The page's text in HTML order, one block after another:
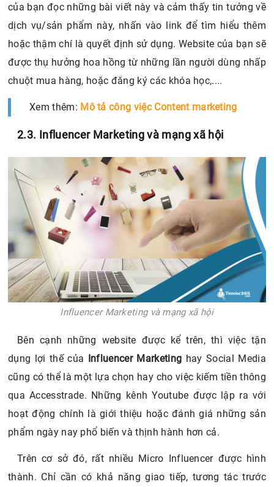
của bạn đọc những bài viết này và cảm thấy tin tưởng về
dịch vụ/sản phẩm này, nhấn vào link để tìm hiểu thêm
hoặc thậm chí là quyết định sử dụng. Website của bạn sẽ
được thụ hưởng hoa hồng từ những lần người dùng nhấp
chuột mua hàng, hoặc đăng ký các khóa học,....
Xem thêm: Mô tả công việc Content marketing
2.3. Influencer Marketing và mạng xã hội
Influencer Marketing và mạng xã hội
Bên cạnh những website được kể trên, thì việc tận
dụng lợi thế của Influencer Marketing hay Social Media
cũng có thể là một lựa chọn hay cho việc kiếm tiền thông
qua Accesstrade. Những kênh Youtube được lập ra với
hoạt động chính là giới thiệu hoặc đánh giá những sản
phẩm ngày nay phổ biến và thịnh hành hơn cả.
Trên cơ sở đó, rất nhiều Micro Influencer được hình
thành. Chỉ cần có khả năng giao tiếp, tương tác trước